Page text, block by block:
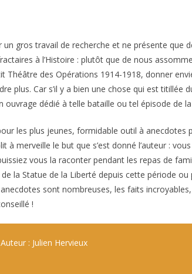
un gros travail de recherche et ne présente que
à l’Histoire : plutôt que de nous
Théâtre des Opérations 1914-1918, donner
plus. Car s’il y a bien une chose qui est titillée
ouvrage dédié à telle bataille ou tel épisode de
les plus jeunes, formidable outil à anecdotes
à merveille le but que s’est donné l’auteur :
vous la raconter pendant les repas de
la Statue de la Liberté depuis cette période
sont nombreuses, les faits
!
Auteur : Julien Hervieux